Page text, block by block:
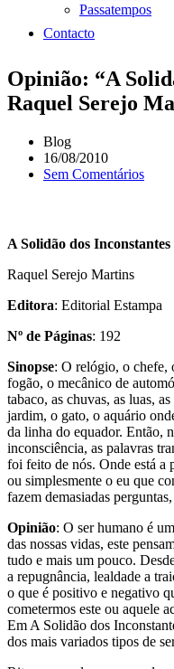
Passatempos
Contacto
Opinião: “A
Raquel Serejo
Blog
16/08/2010
Sem Comentários
A Solidão dos Inconstantes
Raquel Serejo Martins
Editora: Editorial Estampa
Nº de Páginas: 192
Sinopse: O relógio, o chefe,
fogão, o mecânico de
tabaco, as chuvas, as luas,
jardim, o gato, o aquário
da linha do equador. Então,
inconsciência, as palavras
foi feito de nós. Onde está a
ou simplesmente o eu que
fazem demasiadas
Opinião: O ser humano é
das nossas vidas, este
tudo e mais um pouco.
a repugnância, lealdade a
o que é positivo e negativo
cometermos este ou aquele
Em A Solidão dos
dos mais variados tipos de